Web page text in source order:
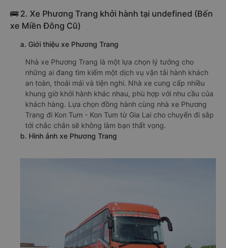
🚌 2. Xe Phương Trang khởi hành tại undefined (Bến
xe Miền Đông Cũ)
a. Giới thiệu xe Phương Trang
Nhà xe Phương Trang là một lựa chọn lý tưởng cho
những ai đang tìm kiếm một dịch vụ vận tải hành khách
an toàn, thoải mái và tiện nghi. Nhà xe cung cấp nhiều
khung giờ khởi hành khác nhau, phù hợp với nhu cầu của
khách hàng. Lựa chọn đồng hành cùng nhà xe Phương
Trang đi Kon Tum - Kon Tum từ Gia Lai cho chuyến đi sắp
tới chắc chắn sẽ không làm bạn thất vọng.
b. Hình ảnh xe Phương Trang